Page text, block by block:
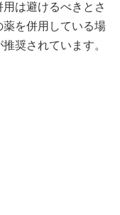
は避けるべきとさ
を併用している場
奨されています。